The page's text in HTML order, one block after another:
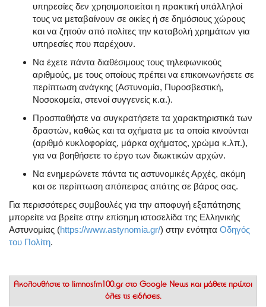
υπηρεσίες δεν χρησιμοποιείται η πρακτική υπάλληλοί
τους να μεταβαίνουν σε οικίες ή σε δημόσιους χώρους
και να ζητούν από πολίτες την καταβολή χρημάτων για
υπηρεσίες που παρέχουν.
Να έχετε πάντα διαθέσιμους τους τηλεφωνικούς
αριθμούς, με τους οποίους πρέπει να επικοινωνήσετε σε
περίπτωση ανάγκης (Αστυνομία, Πυροσβεστική,
Νοσοκομεία, στενοί συγγενείς κ.α.).
Προσπαθήστε να συγκρατήσετε τα χαρακτηριστικά των
δραστών, καθώς και τα οχήματα με τα οποία κινούνται
(αριθμό κυκλοφορίας, μάρκα οχήματος, χρώμα κ.λπ.),
για να βοηθήσετε το έργο των διωκτικών αρχών.
Να ενημερώνετε πάντα τις αστυνομικές Αρχές, ακόμη
και σε περίπτωση απόπειρας απάτης σε βάρος σας.
Για περισσότερες συμβουλές για την αποφυγή εξαπάτησης
μπορείτε να βρείτε στην επίσημη ιστοσελίδα της Ελληνικής
Αστυνομίας (https://www.astynomia.gr/) στην ενότητα Οδηγός
του Πολίτη.
Ακολουθήστε το limnosfm100.gr στο Google News και μάθετε πρώτοι
όλες τις ειδήσεις.